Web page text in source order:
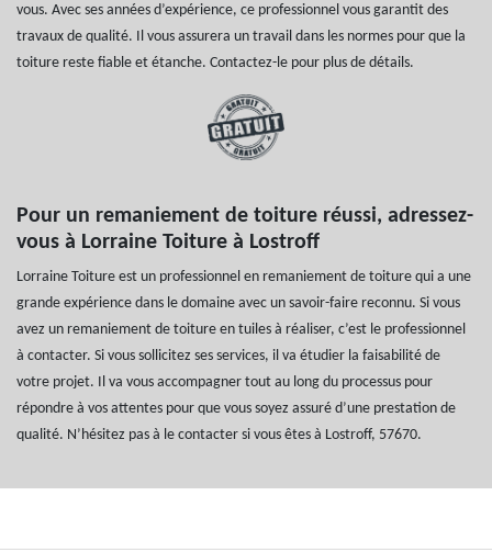
vous. Avec ses années d’expérience, ce professionnel vous garantit des
travaux de qualité. Il vous assurera un travail dans les normes pour que la
toiture reste fiable et étanche. Contactez-le pour plus de détails.
Pour un remaniement de toiture réussi, adressez-
vous à Lorraine Toiture à Lostroff
Lorraine Toiture est un professionnel en remaniement de toiture qui a une
grande expérience dans le domaine avec un savoir-faire reconnu. Si vous
avez un remaniement de toiture en tuiles à réaliser, c’est le professionnel
à contacter. Si vous sollicitez ses services, il va étudier la faisabilité de
votre projet. Il va vous accompagner tout au long du processus pour
répondre à vos attentes pour que vous soyez assuré d’une prestation de
qualité. N’hésitez pas à le contacter si vous êtes à Lostroff, 57670.